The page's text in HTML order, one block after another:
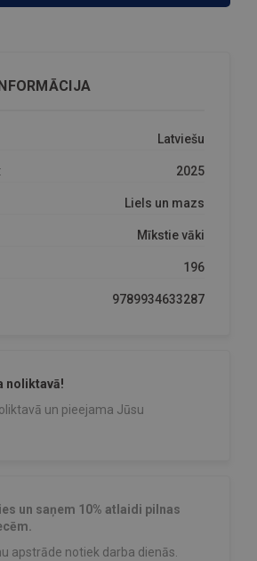
Latviešu
2025
Liels un mazs
Mīkstie vāki
196
9789934633287
noliktavā!
un pieejama Jūsu
un saņem 10% atlaidi pilnas
apstrāde notiek darba dienās.